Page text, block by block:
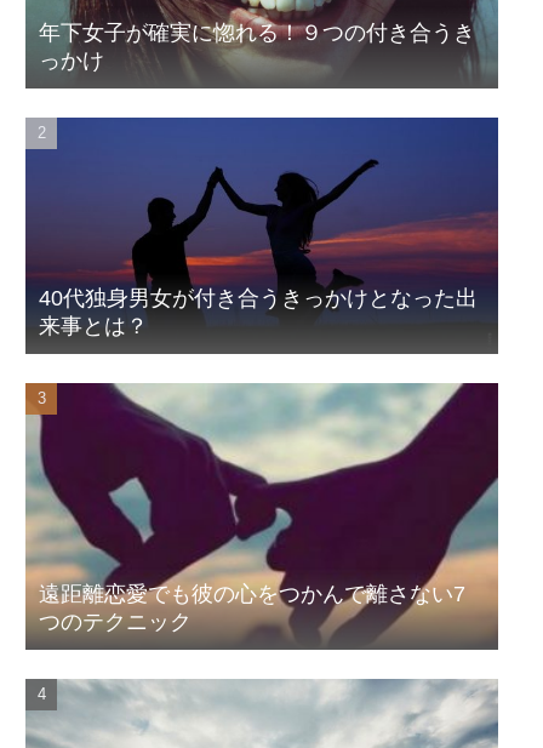
年下女子が確実に惚れる！９つの付き合うき
っかけ
40代独身男女が付き合うきっかけとなった出
来事とは？
遠距離恋愛でも彼の心をつかんで離さない7
つのテクニック